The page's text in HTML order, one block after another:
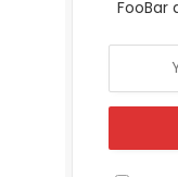
FooBar